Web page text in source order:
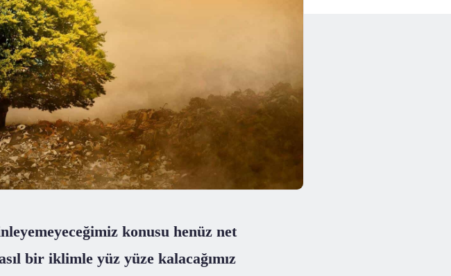
konusu henüz net
bir iklimle yüz yüze kalacağımız